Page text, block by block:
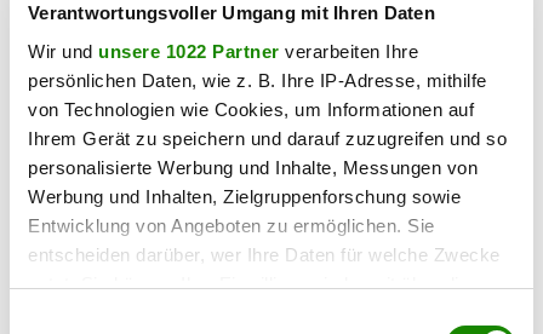
Verantwortungsvoller Umgang mit Ihren Daten
Wir und unsere 1022 Partner verarbeiten Ihre
persönlichen Daten, wie z. B. Ihre IP-Adresse, mithilfe
von Technologien wie Cookies, um Informationen auf
Ihrem Gerät zu speichern und darauf zuzugreifen und so
personalisierte Werbung und Inhalte, Messungen von
Werbung und Inhalten, Zielgruppenforschung sowie
Entwicklung von Angeboten zu ermöglichen. Sie
entscheiden darüber, wer Ihre Daten für welche Zwecke
nutzt. Sie können Ihre Einwilligung jederzeit über die
Dusche, WCundWaschmaschinenanschluss
Gerade aus geht es weiter in diegroßzügige, helle
Wohnküche, die Anschlüsse sind bereits vorbereitet.
Besonders hübsch ist der runde Bogen im Durchgang,
welcher als Element noch einmal bei derkuscheligen
Schlafnischeaufgegriffen wird. Die großen
Kunststofffenstergehen in einen Innenhof, der
teilweise begrünt ist und sehr ruhig ist. In der Nische
könnte man ein Hochbett unterbringen, der Raum ist
hoch genug und es sind bereitsSpots in der Decke
Augenmerkauf dieErhaltung des originalen